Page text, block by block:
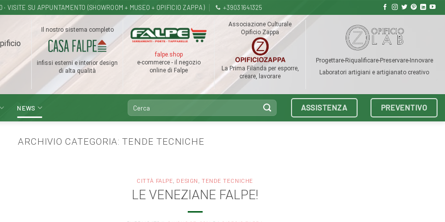
VISITE SU APPUNTAMENTO (SHOWROOM + MUSEO + OPIFICIO ZAPPA) +39031641325
Il nostro sistema completo
infissi esterni e interior design
di alta qualità
falpe.shop
e-commerce - il negozio
online di Falpe
Associazione Culturale
Opificio Zappa
La Prima Filanda per esporre,
creare, lavorare
Progettare-Riqualificare-Preservare-Innovare
Laboratori artigiani e artigianato creativo
NEWS
Cerca: ASSISTENZA PREVENTIVO
ARCHIVIO CATEGORIA:TENDE TECNICHE
CITTÀ FALPE, DESIGN , TENDE TECNICHE
LE VENEZIANE FALPE!